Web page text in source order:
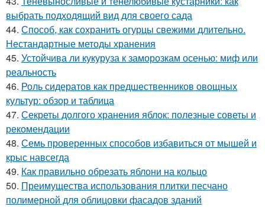
выбрать подходящий вид для своего сада
44. Способ, как сохранить огурцы свежими длительно.
Нестандартные методы хранения
45. Устойчива ли кукуруза к заморозкам осенью: миф или
реальность
46. Роль сидератов как предшественников овощных
культур: обзор и таблица
47. Секреты долгого хранения яблок: полезные советы и
рекомендации
48. Семь проверенных способов избавиться от мышей и
крыс навсегда
49. Как правильно обрезать яблони на кольцо
50. Преимущества использования плитки песчано
полимерной для облицовки фасадов зданий